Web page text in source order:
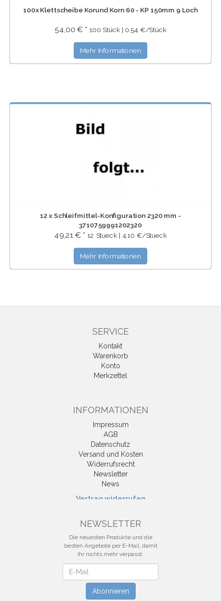
100x Klettscheibe Korund Korn 60 - KP 150mm 9 Loch
54,00 € * 100 Stück | 0,54 €/Stück
Mehr Informationen
12 x Schleifmittel-Konfiguration 2320 mm -
3710759991202320
49,21 € * 12 Stueck | 4,10 €/Stueck
Mehr Informationen
SERVICE
Kontakt
Warenkorb
Konto
Merkzettel
INFORMATIONEN
Impressum
AGB
Datenschutz
Versand und Kosten
Widerrufsrecht
Newsletter
News
Vertrag widerrufen
NEWSLETTER
Die neuesten Produkte und die
besten Angebote per E-Mail, damit
Ihr nichts mehr verpasst.
Abonnieren